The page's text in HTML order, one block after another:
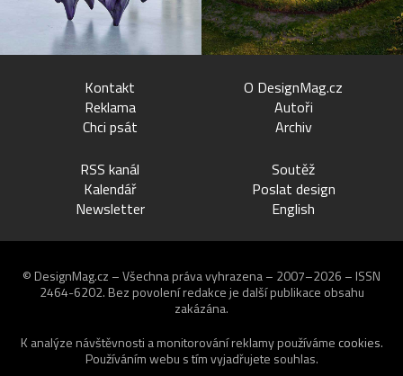
Kontakt
Reklama
Chci psát
O DesignMag.cz
Autoři
Archiv
RSS kanál
Kalendář
Newsletter
Soutěž
Poslat design
English
© DesignMag.cz – Všechna práva vyhrazena – 2007–2026 – ISSN
2464-6202. Bez povolení redakce je další publikace obsahu
zakázána.
K analýze návštěvnosti a monitorování reklamy používáme cookies.
Používáním webu s tím vyjadřujete souhlas.